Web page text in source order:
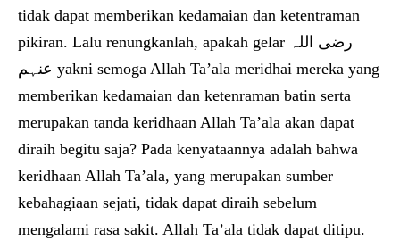
tidak dapat memberikan kedamaian dan ketentraman
pikiran. Lalu renungkanlah, apakah gelar رضی اللہ
عنہم yakni semoga Allah Ta’ala meridhai mereka yang
memberikan kedamaian dan ketenraman batin serta
merupakan tanda keridhaan Allah Ta’ala akan dapat
diraih begitu saja? Pada kenyataannya adalah bahwa
keridhaan Allah Ta’ala, yang merupakan sumber
kebahagiaan sejati, tidak dapat diraih sebelum
mengalami rasa sakit. Allah Ta’ala tidak dapat ditipu.